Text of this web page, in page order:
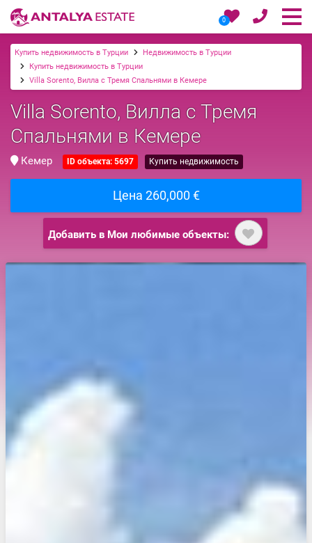
0
Купить недвижимость в Турции
Недвижимость в Турции
Купить недвижимость в Турции
Villa Sorento, Вилла с Тремя Спальнями в Кемере
Villa Sorento, Вилла с Тремя
Спальнями в Кемере
Кемер ID объекта: 5697 Купить недвижимость
Цена 260,000 €
Добавить в Мои любимые объекты: